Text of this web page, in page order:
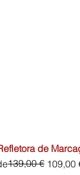
de
139,00 € 109,00
de oferta